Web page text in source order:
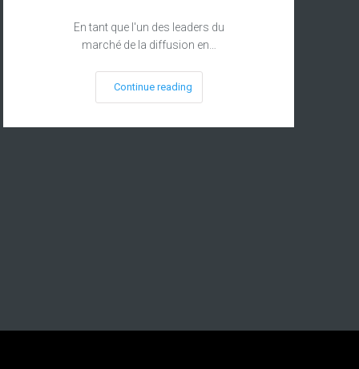
En tant que l'un des leaders du
marché de la diffusion en…
Continue reading